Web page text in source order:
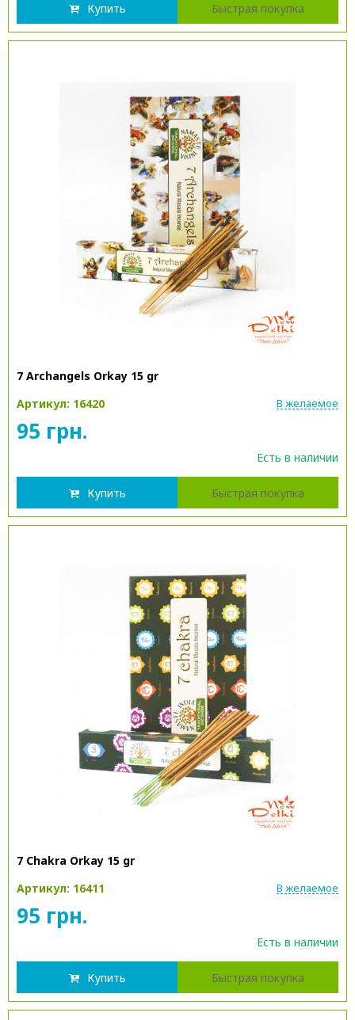
Купить Быстрая покупка
7 Archangels Orkay 15 gr
Артикул: 16420
В желаемое
95 грн.
Есть в наличии
Купить Быстрая покупка
7 Chakra Orkay 15 gr
Артикул: 16411
В желаемое
95 грн.
Есть в наличии
Купить Быстрая покупка